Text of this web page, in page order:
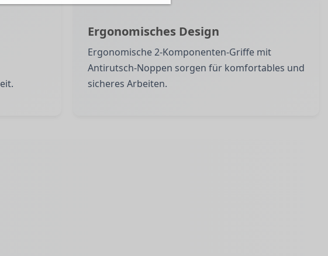
Ergonomisches Design
Ergonomische 2-Komponenten-Griffe mit
Antirutsch-Noppen sorgen für komfortables und
sicheres Arbeiten.